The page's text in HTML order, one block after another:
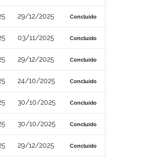
29/12/2025 Concluído
03/11/2025 Concluído
29/12/2025 Concluído
24/10/2025 Concluído
30/10/2025 Concluído
30/10/2025 Concluído
29/12/2025 Concluído